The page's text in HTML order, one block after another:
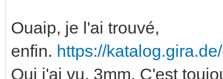
Ouaip, je l'ai trouvé,
enfin. https://
Oui j'ai vu, 3mm. C'est